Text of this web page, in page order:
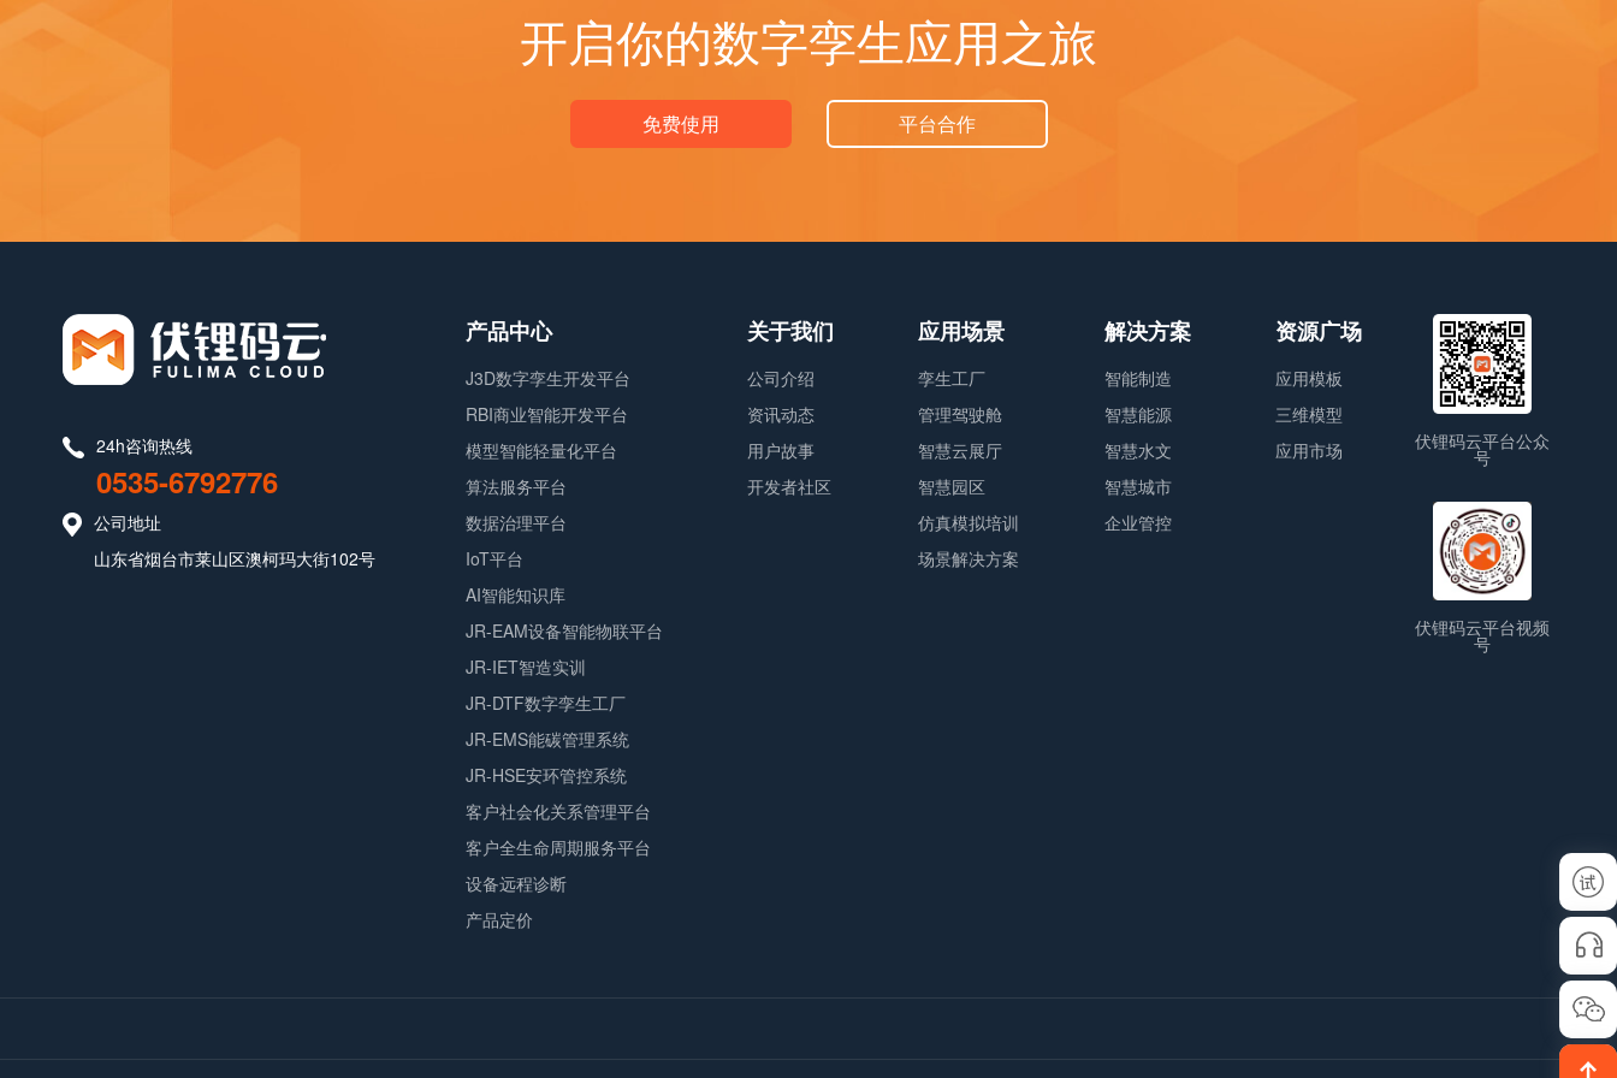
开启你的数字孪生应用之旅
免费使用 平台合作
24h咨询热线
0535-6792776
公司地址
山东省烟台市莱山区澳柯玛大街102号
产品中心
J3D数字孪生开发平台
RBI商业智能开发平台
模型智能轻量化平台
算法服务平台
数据治理平台
IoT平台
AI智能知识库
JR-EAM设备智能物联平台
JR-IET智造实训
JR-DTF数字孪生工厂
JR-EMS能碳管理系统
JR-HSE安环管控系统
客户社会化关系管理平台
客户全生命周期服务平台
设备远程诊断
产品定价
关于我们
公司介绍
资讯动态
用户故事
开发者社区
应用场景
孪生工厂
管理驾驶舱
智慧云展厅
智慧园区
仿真模拟培训
场景解决方案
解决方案
智能制造
智慧能源
智慧水文
智慧城市
企业管控
资源广场
应用模板
三维模型
应用市场
伏锂码云平台公众
号
伏锂码云平台视频
号